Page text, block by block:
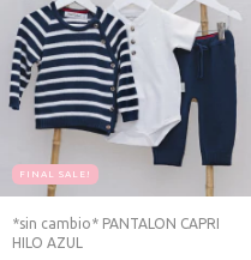
FINAL SALE!
*sin cambio* PANTALON CAPRI
HILO AZUL